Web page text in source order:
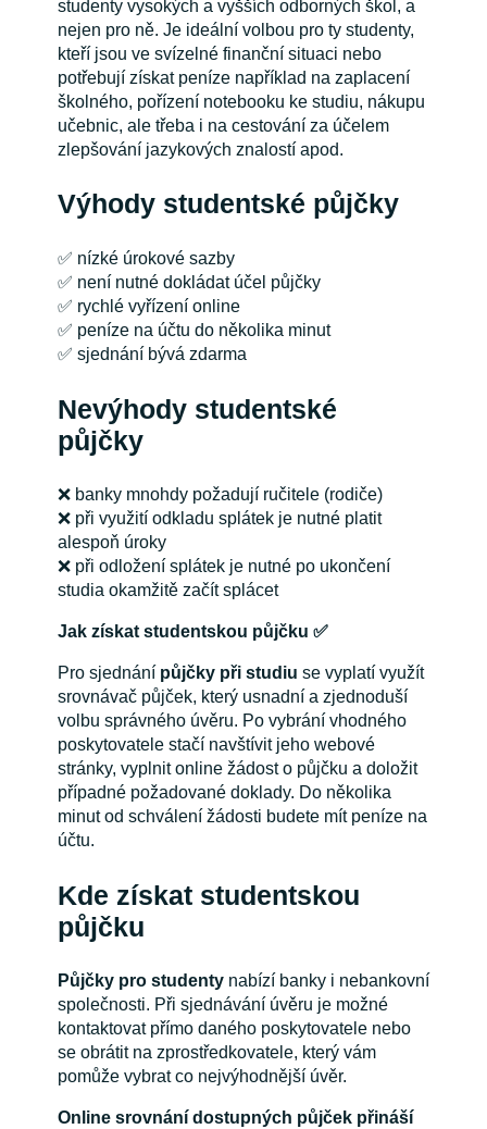
studenty vysokých a vyšších odborných škol, a
nejen pro ně. Je ideální volbou pro ty studenty,
kteří jsou ve svízelné finanční situaci nebo
potřebují získat peníze například na zaplacení
školného, pořízení notebooku ke studiu, nákupu
učebnic, ale třeba i na cestování za účelem
zlepšování jazykových znalostí apod.
Výhody studentské půjčky
✅ nízké úrokové sazby
✅ není nutné dokládat účel půjčky
✅ rychlé vyřízení online
✅ peníze na účtu do několika minut
✅ sjednání bývá zdarma
Nevýhody studentské
půjčky
❌ banky mnohdy požadují ručitele (rodiče)
❌ při využití odkladu splátek je nutné platit
alespoň úroky
❌ při odložení splátek je nutné po ukončení
studia okamžitě začít splácet
Jak získat studentskou půjčku ✅
Pro sjednání půjčky při studiu se vyplatí využít
srovnávač půjček, který usnadní a zjednoduší
volbu správného úvěru. Po vybrání vhodného
poskytovatele stačí navštívit jeho webové
stránky, vyplnit online žádost o půjčku a doložit
případné požadované doklady. Do několika
minut od schválení žádosti budete mít peníze na
účtu.
Kde získat studentskou
půjčku
Půjčky pro studentynabízí banky i nebankovní
společnosti. Při sjednávání úvěru je možné
kontaktovat přímo daného poskytovatele nebo
se obrátit na zprostředkovatele, který vám
pomůže vybrat co nejvýhodnější úvěr.
Online srovnání dostupných půjček přináší